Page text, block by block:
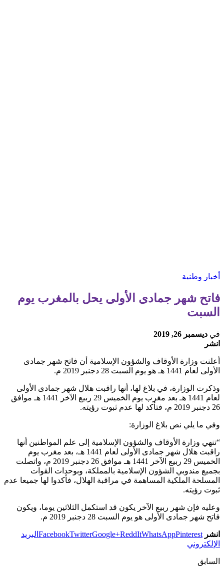
أخبار وطنية
فاتح شهر جمادى الأولى يحل بالمغرب يوم
السبت
في ديسمبر 26, 2019
انشر
أعلنت وزارة الأوقاف والشؤون الإسلامية أن فاتح شهر جمادى
الأولى لعام 1441 هـ هو يوم السبت 28 دجنبر 2019 م.
وذكرت الوزارة، في بلاغ لها، أنها راقبت هلال شهر جمادى الأولى
لعام 1441 هـ بعد مغرب يوم الخميس 29 ربيع الآخر 1441 هـ موافق
26 دجنبر 2019 م، فتأكد لها عدم ثبوت رؤيته.
وفي ما يلي نص بلاغ الوزارة:
“تنهي وزارة الأوقاف والشؤون الإسلامية إلى علم المواطنين أنها
راقبت هلال شهر جمادى الأولى لعام 1441 هـ، بعد مغرب يوم
الخميس 29 ربيع الآخر 1441 هـ موافق 26 دجنبر 2019 م، واتصلت
بجميع مندوبي الشؤون الإسلامية بالمملكة، وبوحدات القوات
المسلحة الملكية المساهمة في مراقبة الهلال، فأكدوا لها جميعا عدم
ثبوت رؤيته.
وعليه فإن شهر ربيع الآخر يكون قد استكمل الثلاثين يوما، ويكون
فاتح شهر جمادى الأولى هو يوم السبت 28 دجنبر 2019 م.
انشر FacebookTwitterGoogle+ReddItWhatsAppPinterest
البريد
الإلكتروني
السابق